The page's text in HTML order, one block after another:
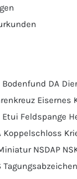
Bodenfund DA
Eisernes
Etui Feldspange
Koppelschloss
NSDAP
Tagungsabzeichen